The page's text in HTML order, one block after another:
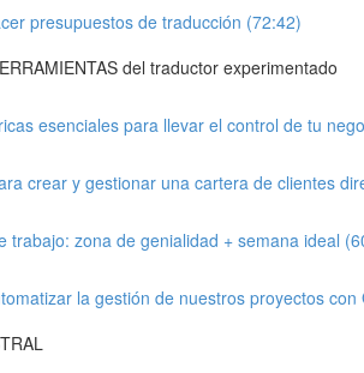
presupuestos de traducción (72:42)
del traductor experimentado
esenciales para llevar el control de tu
crear y gestionar una cartera de clientes
trabajo: zona de genialidad + semana ideal
la gestión de nuestros proyectos con